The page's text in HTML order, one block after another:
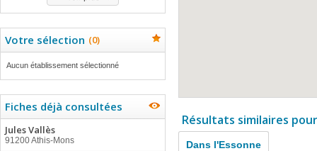
Votre sélection (0)
Aucun établissement sélectionné
Fiches déjà consultées
Jules Vallès
91200 Athis-Mons
Résultats similaires
Dans l'Essonne